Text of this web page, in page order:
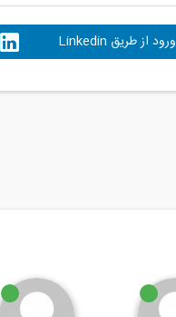
ورود از طریق Linkedin